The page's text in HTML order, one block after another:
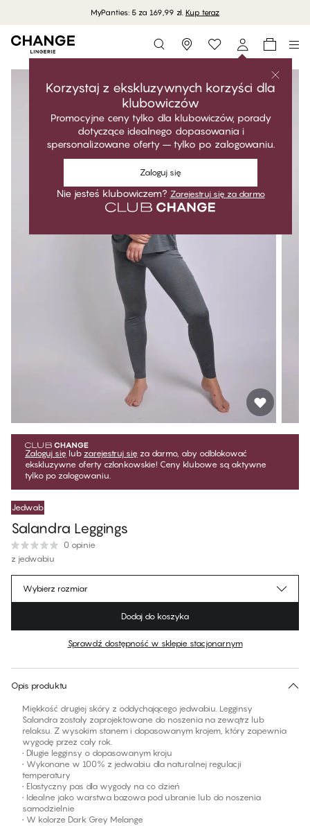
MyPanties: 5 za 169,99 zł. Kup teraz
Storefinder
Korzystaj z ekskluzywnych korzyści dla
klubowiczów
Promocyjne ceny tylko dla klubowiczów, porady
dotyczące idealnego dopasowania i
spersonalizowane oferty – tylko po zalogowaniu.
Zaloguj się
Nie jesteś klubowiczem? Zarejestruj się za darmo
Zaloguj się lub zarejestruj się za darmo, aby odblokować
ekskluzywne oferty członkowskie! Ceny klubowe są aktywne
tylko po zalogowaniu.
Jedwab
Salandra Leggings
0 opinie
z jedwabiu
279,99 złCena regularna
Brak sugerowanego rozmiaru dla tego produktu
Wybierz rozmiar
Dodaj do koszyka
Sprawdź dostępność w sklepie stacjonarnym
Opis produktu
Miękkość drugiej skóry z oddychającego jedwabiu. Legginsy
Salandra zostały zaprojektowane do noszenia na zewątrz lub
relaksu. Z wysokim stanem i dopasowanym krojem, który zapewnia
wygodę przez cały rok.
• Długie legginsy o dopasowanym kroju
• Wykonane w 100% z jedwabiu dla naturalnej regulacji
temperatury
• Elastyczny pas dla wygody na co dzień
• Idealne jako warstwa bazowa pod ubranie lub do noszenia
samodzielnie
• W kolorze Dark Grey Melange